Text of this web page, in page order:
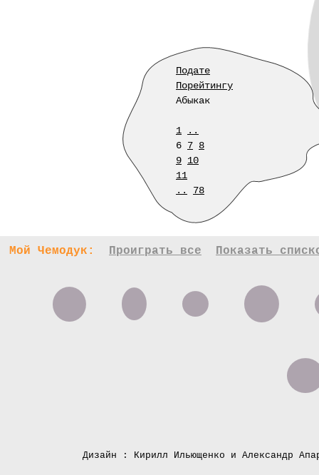
Подате
Порейтингу
Абыкак
1
..
6 7 8
9 10
11
..
78
Мой Чемодук: Проиграть все Показать
Дизайн : Кирилл Ильющенко и Александр